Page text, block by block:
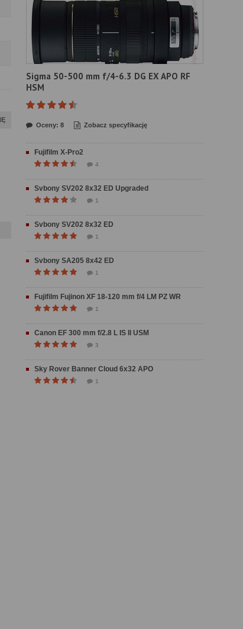
Sigma 50-500 mm f/4-6.3 DG EX APO RF
HSM
Oceny: 8 Zobacz specyfikację
Fujifilm X-Pro2
4
Svbony SV202 8x32 ED Upgraded
1
Svbony SV202 8x32 ED
1
Svbony SA205 8x42 ED
1
Fujifilm Fujinon XF 18-120 mm f/4 LM PZ WR
1
Canon EF 300 mm f/2.8 L IS II USM
3
Sky Rover Banner Cloud 6x32 APO
1